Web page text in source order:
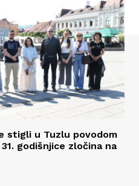
stigli u Tuzlu povodom
godišnjice zločina na